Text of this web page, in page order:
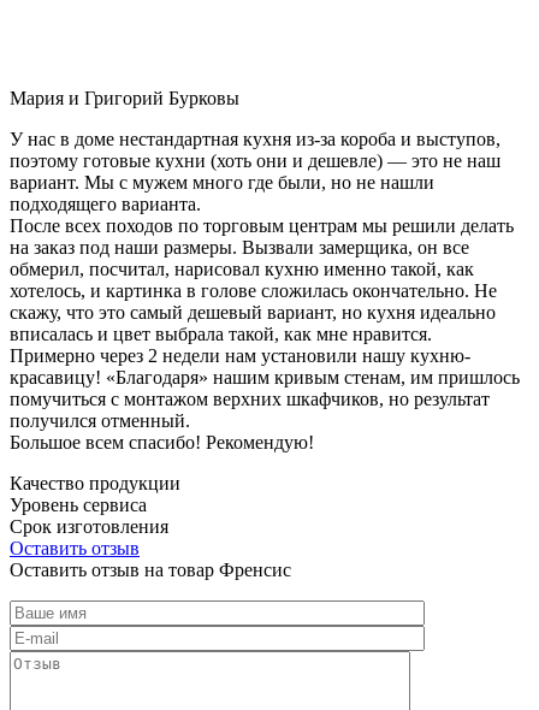
Мария и Григорий Бурковы
У нас в доме нестандартная кухня из-за короба и выступов,
поэтому готовые кухни (хоть они и дешевле) — это не наш
вариант. Мы с мужем много где были, но не нашли
подходящего варианта.
После всех походов по торговым центрам мы решили делать
на заказ под наши размеры. Вызвали замерщика, он все
обмерил, посчитал, нарисовал кухню именно такой, как
хотелось, и картинка в голове сложилась окончательно. Не
скажу, что это самый дешевый вариант, но кухня идеально
вписалась и цвет выбрала такой, как мне нравится.
Примерно через 2 недели нам установили нашу кухню-
красавицу! «Благодаря» нашим кривым стенам, им пришлось
помучиться с монтажом верхних шкафчиков, но результат
получился отменный.
Большое всем спасибо! Рекомендую!
Качество продукции
Уровень сервиса
Срок изготовления
Оставить отзыв
Оставить отзыв на товар Френсис